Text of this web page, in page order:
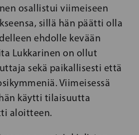
osallistui viimeiseen
sillä hän päätti olla
ehdolle kevään
Lukkarinen on ollut
sekä paikallisesti että
Viimeisessä
käytti tilaisuutta
aloitteen.